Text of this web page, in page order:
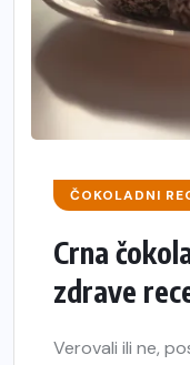
ČOKOLADNI
Crna
zdrave
Verovali ili ne,